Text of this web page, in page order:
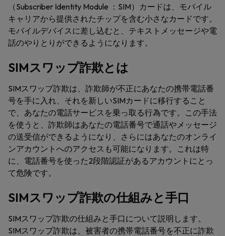
（Subscriber Identity Module ：SIM）カードは、モバイル
キャリアから提供されたチップを含む小さなカードです。
モバイルデバイスに差し込むと、テキストメッセージや電
話のやりとりができるようになります。
SIMスワップ詐欺とは
SIMスワップ詐欺は、詐欺師が不正にあなたの携帯電話番
号を手に入れ、それを新しいSIMカードに移行すること
で、あなたの電話サービスを乗っ取る行為です。この手法
を使うと、詐欺師はあなたの電話番号で通話やメッセージ
の送受信ができるようになり、さらにはあなたのオンライ
ンアカウントへのアクセスも可能になります。これは特
に、電話番号を使った2段階認証があるアカウントにとっ
て危険です。
SIMスワップ詐欺の仕組みと手口
SIMスワップ詐欺の仕組みと手口について説明します。
SIMスワップ詐欺は、被害者の携帯電話番号を不正に詐欺